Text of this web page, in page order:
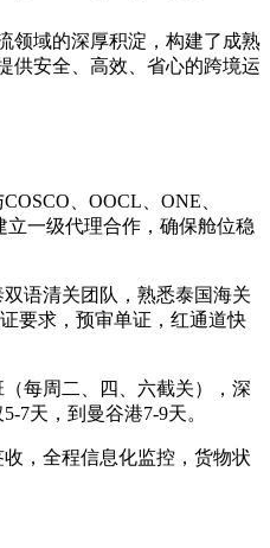
领域的深厚积淀，构建了成熟
供安全、高效、省心的跨境运
、OOCL、ONE、
一级代理合作，确保舱位稳
双语清关团队，熟悉泰国海关
要求，预审单证，红通道快
每周二、四、六截关），深
7天，到曼谷港7-9天。
收，全程信息化监控，货物状